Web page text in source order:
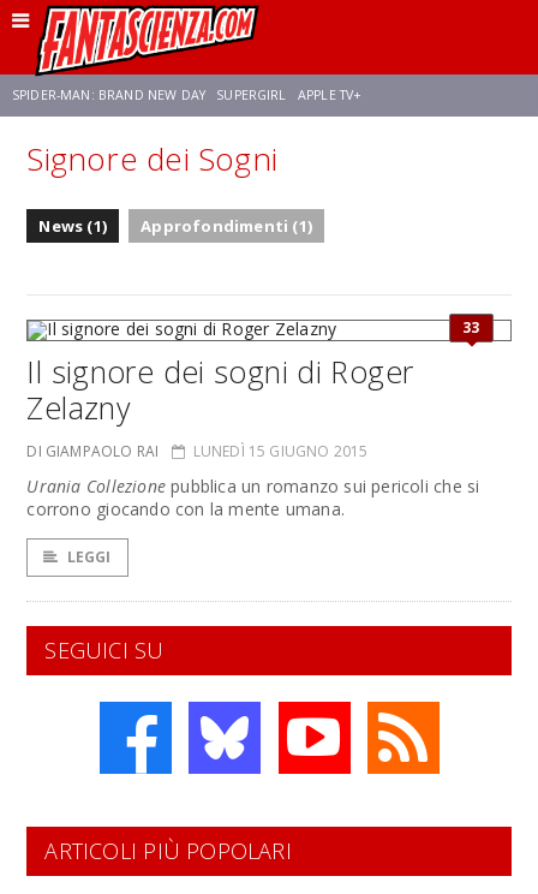
SPIDER-MAN: BRAND NEW DAY SUPERGIRL APPLE TV+
FRANCO RICCIARDIELLO ZENDAYA STAR TREK
Signore dei Sogni
News (1) Approfondimenti (1)
33
Il signore dei sogni di Roger
Zelazny
DI GIAMPAOLO RAI LUNEDÌ 15 GIUGNO 2015
Urania Collezionepubblica un romanzo sui pericoli che si
corrono giocando con la mente umana.
LEGGI
SEGUICI SU
ARTICOLI PIÙ POPOLARI